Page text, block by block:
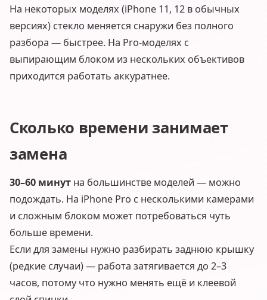
На некоторых моделях (iPhone 11, 12 в обычных
версиях) стекло меняется снаружи без полного
разбора — быстрее. На Pro-моделях с
выпирающим блоком из нескольких объективов
приходится работать аккуратнее.
Сколько времени занимает
замена
30–60 минут на большинстве моделей — можно
подождать. На iPhone Pro с несколькими камерами
и сложным блоком может потребоваться чуть
больше времени.
Если для замены нужно разбирать заднюю крышку
(редкие случаи) — работа затягивается до 2–3
часов, потому что нужно менять ещё и клеевой